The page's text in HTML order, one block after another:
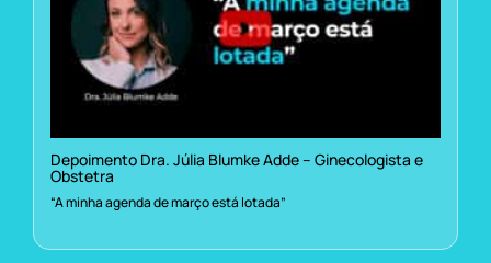
Depoimento Dra. Júlia Blumke Adde – Ginecologista e
Obstetra
“A minha agenda de março está lotada”